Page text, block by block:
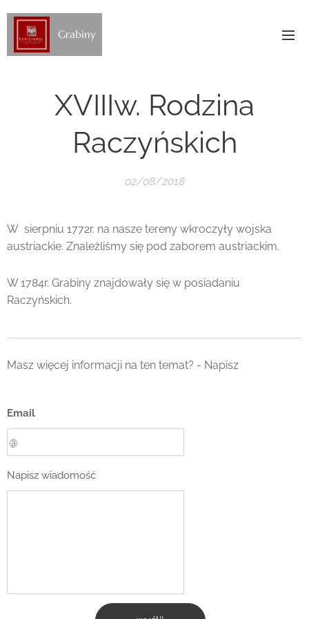
Grabiny
XVIIIw. Rodzina
Raczyńskich
02/08/2018
W sierpniu 1772r. na nasze tereny wkroczyły wojska
austriackie. Znależliśmy się pod zaborem austriackim.
W 1784r. Grabiny znajdowały się w posiadaniu
Raczyńskich.
Masz więcej informacji na ten temat? - Napisz
Email
Napisz wiadomość